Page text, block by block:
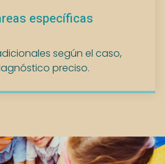
específicas
según el caso,
preciso.